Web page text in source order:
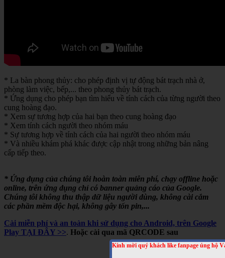
Kính mời quý khách like fanpage ủng hộ
* La bàn phong thủy: cho phép định vị tự động bát trạch nhà ở,
phòng làm việc, bếp,... theo phong thủy bát trạch.
* Ứng dụng cho phép bạn tìm hiểu về tính cách của từng người theo
cung hoàng đạo.
* Xem sự tương hợp của hai bạn theo cung hoàng đạo
* Xem tính cách người theo nhóm máu
* Sự tương hợp về tính cách của hai người theo nhóm máu
* Và nhiều khám phá khác được cập nhật trong những bản nâng
cấp tiếp theo.
* Ứng dụng của chúng tôi hoàn toàn miễn phí, chạy offline hoặc
online, trên ứng dụng chỉ có banner quảng cáo của Google.
Chúng tôi không thu thập dữ liệu người dùng, không cài cắm
các phần mềm độc hại, không gây tốn pin,...
Cài miễn phí và an toàn khi sử dụng cho Android, trên Google
Play TẠI ĐÂY >>. Hoặc cài qua mã QRCODE sau